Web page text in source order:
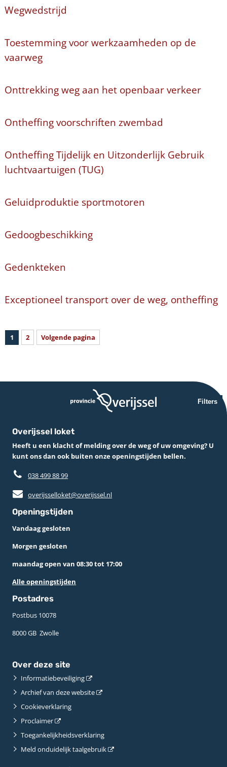
Wegwedstrijd
Toestemming voor werkzaamheden op de
vaarweg
Onttrekking weg aan het openbaar verkeer
Ontheffing voorschriften zwembad
Ontheffing Tijdelijk en Uitzonderlijk Gebruik
luchtvaartuigen (TUG)
Geluidproduktie sportmotoren
Gedoogbeschikking
Gedenkteken
Exceptioneel transport over de weg, ontheffing
1 2 Volgende pagina
Filters
Overijssel loket
Heeft u een klacht of melding over de weg of uw omgeving? U
kunt ons dan ook buiten onze openingstijden bellen.
038 499 88 99
overijsselloket@overijssel.nl
Openingstijden
Vandaag gesloten
Morgen gesloten
maandag open van 08:30 tot 17:00
Alle openingstijden
Postadres
Postbus 10078 ­
8000 GB ­ Zwolle
Over deze site
Informatiebeveiliging
Archief van deze website
Cookieverklaring
Proclaimer
Toegankelijkheidsverklaring
Meld onduidelijk taalgebruik